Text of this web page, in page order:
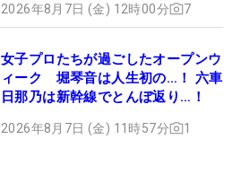
2026年8月7日 (金) 12時00分 7
女子プロたちが過ごしたオープンウ
ィーク 堀琴音は人生初の…！ 六車
日那乃は新幹線でとんぼ返り…！
2026年8月7日 (金) 11時57分 1